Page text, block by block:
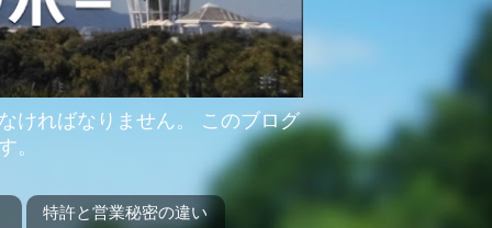
ければなりません。 このブログ
。
特許と営業秘密の違い